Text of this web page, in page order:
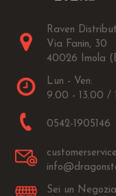
Raven
Via Fanin, 30
40026 Imola
Lun - Ven:
9.00 - 13.00 /
0542-1905146
Sei un